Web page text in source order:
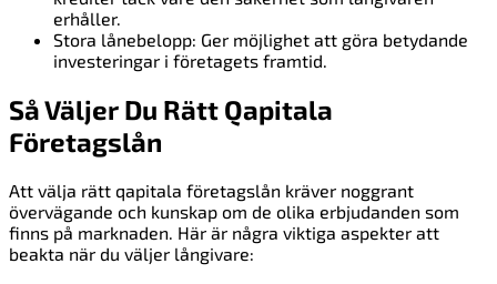
erhåller.
Stora lånebelopp: Ger möjlighet att göra betydande
investeringar i företagets framtid.
Så Väljer Du Rätt Qapitala
Företagslån
Att välja rätt qapitala företagslån kräver noggrant
övervägande och kunskap om de olika erbjudanden som
finns på marknaden. Här är några viktiga aspekter att
beakta när du väljer långivare: